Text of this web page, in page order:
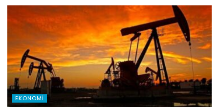
EKONOMI